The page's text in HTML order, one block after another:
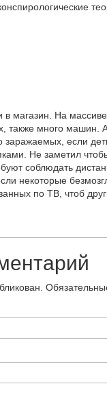
магазин. На
также много машин.
заражаемых, если
Не заметил
соблюдать
некоторые
по ТВ, чтоб